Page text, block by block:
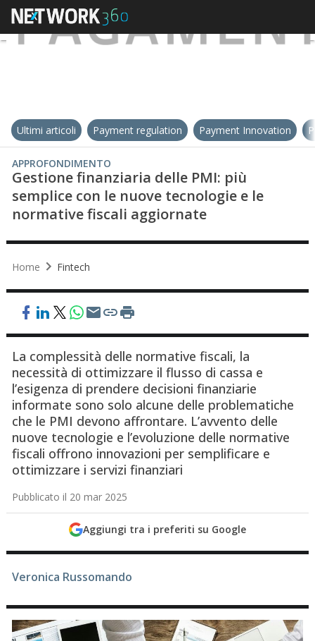
Ultimi articoli Payment regulation Payment Innovation
APPROFONDIMENTO
Gestione finanziaria delle PMI: più
semplice con le nuove tecnologie e le
normative fiscali aggiornate
Home Fintech
La complessità delle normative fiscali, la
necessità di ottimizzare il flusso di cassa e
l’esigenza di prendere decisioni finanziarie
informate sono solo alcune delle problematiche
che le PMI devono affrontare. L’avvento delle
nuove tecnologie e l’evoluzione delle normative
fiscali offrono innovazioni per semplificare e
ottimizzare i servizi finanziari
Pubblicato il 20 mar 2025
Aggiungi tra i preferiti su Google
Veronica Russomando